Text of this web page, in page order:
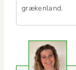
grækenland.